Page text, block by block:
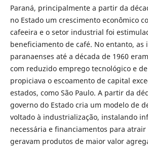
Paraná, principalmente a partir da
no Estado um crescimento econômico
cafeeira e o setor industrial foi
beneficiamento de café. No entanto, as
paranaenses até a década de 1960
com reduzido emprego tecnológico e
propiciava o escoamento de capital
estados, como São Paulo. A partir da
governo do Estado cria um modelo de
voltado à industrialização, instalando
necessária e financiamentos para
geravam produtos de maior valor